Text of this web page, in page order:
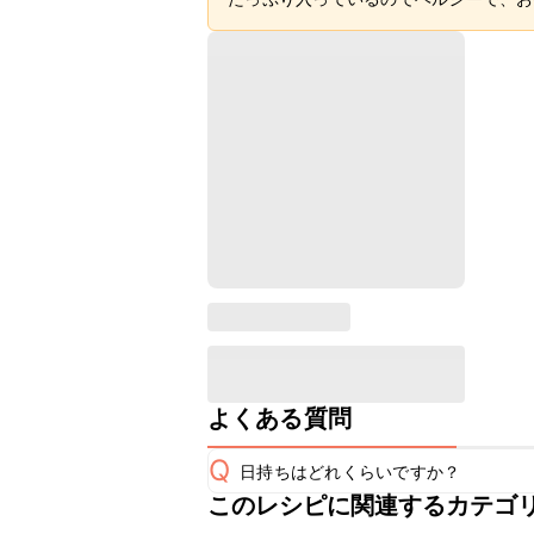
よくある質問
Q 日持ちはどれくらいですか？
保存期間は冷蔵で翌日中が目安です
このレシピに関連するカテゴ